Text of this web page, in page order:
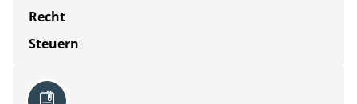
Recht
Steuern